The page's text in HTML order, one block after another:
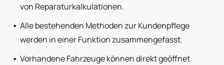
von Reparaturkalkulationen.
Alle bestehenden Methoden zur Kundenpflege
werden in einer Funktion zusammengefasst.
Vorhandene Fahrzeuge können direkt geöffnet